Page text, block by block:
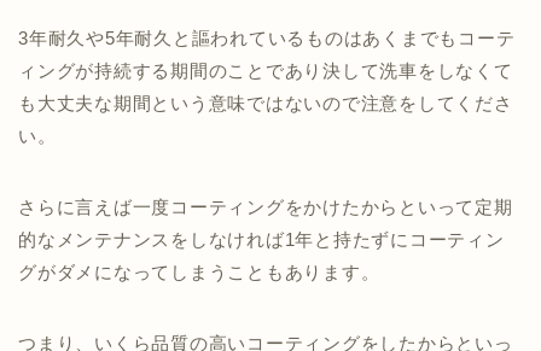
3年耐久や5年耐久と謳われているものはあくまでもコーテ
ィングが持続する期間のことであり決して洗車をしなくて
も大丈夫な期間という意味ではないので注意をしてくださ
い。
さらに言えば一度コーティングをかけたからといって定期
的なメンテナンスをしなければ1年と持たずにコーティン
グがダメになってしまうこともあります。
つまり、いくら品質の高いコーティングをしたからといっ